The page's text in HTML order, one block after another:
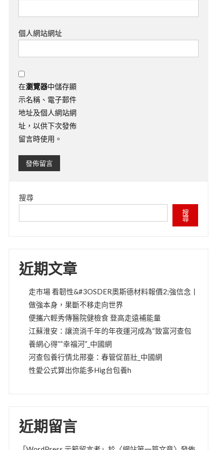
個人網站網址
在瀏覽器中儲存顯
示名稱、電子郵件
地址及個人網站網
址，以供下次發佈
留言時使用。
搜尋
搜
尋
近期文章
走市場 看韌性&#3OSDER奧斯德材料報價2;強信念丨
做強本身，果斷不移走向世界
便攜六輕秀傳醫院健檢食 登高走遠補能量
江蘇淮安：讓流淌千年的年夜運河成為“致富河查包
養網心得”“幸福河”_中國網
河查包養行情北邢臺：春管促苗壯_中國網
性愛公式算出你能多Hig台包養h
近期留言